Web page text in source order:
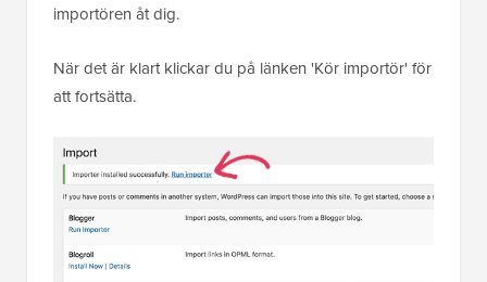
importören åt dig.
När det är klart klickar du på länken 'Kör importör' för
att fortsätta.